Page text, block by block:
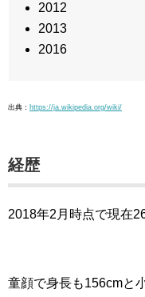
2012
2013
2016
出典： https://ja.wikipedia.org/wiki/
経歴
2018年2月時点で現在
童顔で身長も156cmと